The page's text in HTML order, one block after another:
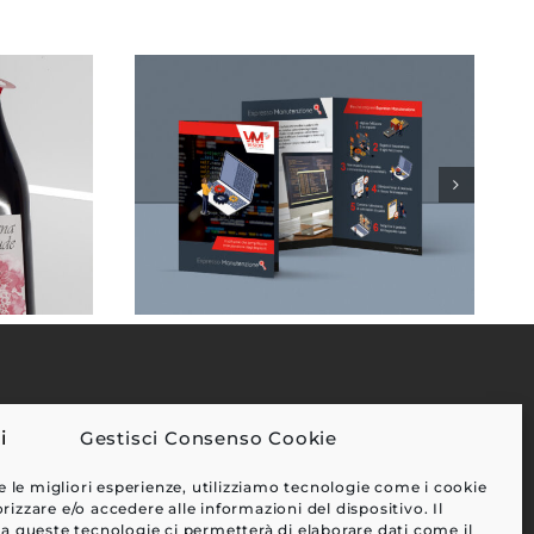
Gestisci Consenso Cookie
le migliori esperienze, utilizziamo tecnologie come i cookie
e/o accedere alle informazioni del dispositivo. Il
queste tecnologie ci permetterà di elaborare dati come il
CLIENTI